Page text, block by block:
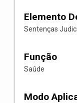
Elemento
Sentenças
Função
Saúde
Modo